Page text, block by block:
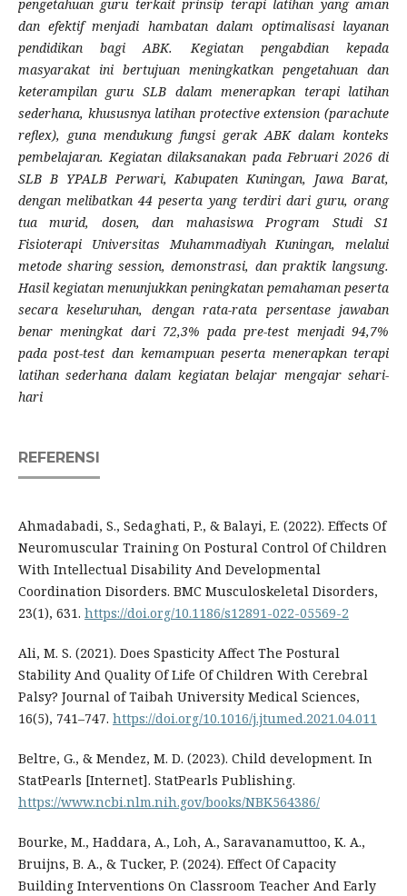
pengetahuan guru terkait prinsip terapi latihan yang aman
dan efektif menjadi hambatan dalam optimalisasi layanan
pendidikan bagi ABK. Kegiatan pengabdian kepada
masyarakat ini bertujuan meningkatkan pengetahuan dan
keterampilan guru SLB dalam menerapkan terapi latihan
sederhana, khususnya latihan protective extension (parachute
reflex), guna mendukung fungsi gerak ABK dalam konteks
pembelajaran. Kegiatan dilaksanakan pada Februari 2026 di
SLB B YPALB Perwari, Kabupaten Kuningan, Jawa Barat,
dengan melibatkan 44 peserta yang terdiri dari guru, orang
tua murid, dosen, dan mahasiswa Program Studi S1
Fisioterapi Universitas Muhammadiyah Kuningan, melalui
metode sharing session, demonstrasi, dan praktik langsung.
Hasil kegiatan menunjukkan peningkatan pemahaman peserta
secara keseluruhan, dengan rata-rata persentase jawaban
benar meningkat dari 72,3% pada pre-test menjadi 94,7%
pada post-test dan kemampuan peserta menerapkan terapi
latihan sederhana dalam kegiatan belajar mengajar sehari-
hari
REFERENSI
Ahmadabadi, S., Sedaghati, P., & Balayi, E. (2022). Effects Of
Neuromuscular Training On Postural Control Of Children
With Intellectual Disability And Developmental
Coordination Disorders. BMC Musculoskeletal Disorders,
23(1), 631. https://doi.org/10.1186/s12891-022-05569-2
Ali, M. S. (2021). Does Spasticity Affect The Postural
Stability And Quality Of Life Of Children With Cerebral
Palsy? Journal of Taibah University Medical Sciences,
16(5), 741–747. https://doi.org/10.1016/j.jtumed.2021.04.011
Beltre, G., & Mendez, M. D. (2023). Child development. In
StatPearls [Internet]. StatPearls Publishing.
https://www.ncbi.nlm.nih.gov/books/NBK564386/
Bourke, M., Haddara, A., Loh, A., Saravanamuttoo, K. A.,
Bruijns, B. A., & Tucker, P. (2024). Effect Of Capacity
Building Interventions On Classroom Teacher And Early